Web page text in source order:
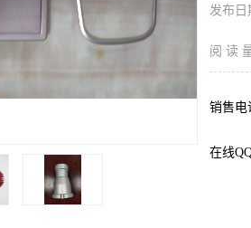
发布日
阅 读
销售电
在线QQ